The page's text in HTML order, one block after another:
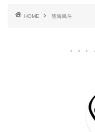
HOME 望海風斗